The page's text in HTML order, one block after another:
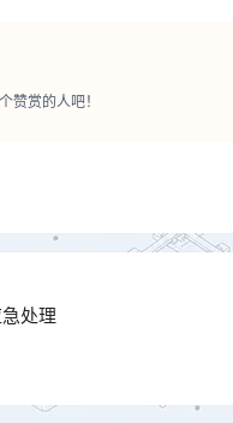
赞赏的人吧！
处理